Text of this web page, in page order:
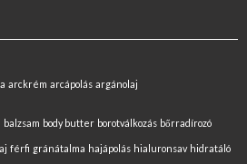
arckrém arcápolás argánolaj
balzsam body butter borotválkozás bőrradírozó
férfi gránátalma hajápolás hialuronsav hidratáló